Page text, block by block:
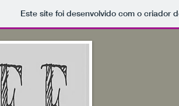
Este site foi desenvolvido com o criador